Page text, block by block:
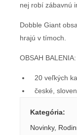
nej robí zábavnú
Dobble Giant
hrajú v tímoch.
OBSAH BALENIA:
20 veľkých
české,
Kategória:
Novinky,